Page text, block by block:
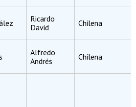
Ricardo
David
Chilena
Alfredo
Andrés
Chilena